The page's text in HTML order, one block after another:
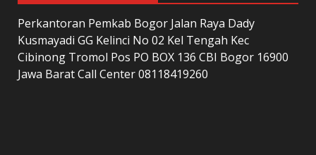
Perkantoran Pemkab Bogor Jalan Raya Dady
Kusmayadi GG Kelinci No 02 Kel Tengah Kec
Cibinong Tromol Pos PO BOX 136 CBI Bogor 16900
Jawa Barat Call Center 08118419260